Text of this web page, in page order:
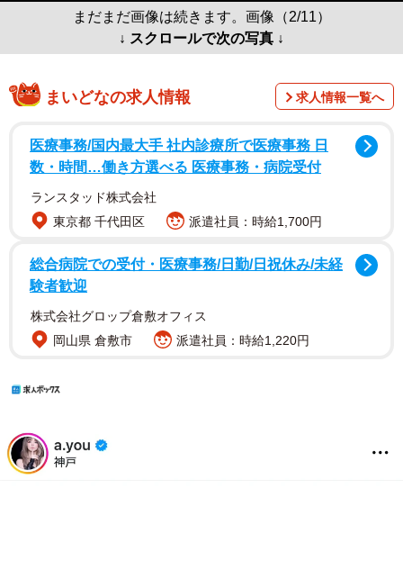
まだまだ画像は続きます。画像（2/11）
↓ スクロールで次の写真 ↓
まいどなの求人情報 求人情報一覧へ
医療事務/国内最大手 社内診療所で医療事務 日
数・時間…働き方選べる 医療事務・病院受付
ランスタッド株式会社
東京都 千代田区
派遣社員：時給1,700円
総合病院での受付・医療事務/日勤/日祝休み/未経
験者歓迎
株式会社グロップ倉敷オフィス
岡山県 倉敷市
派遣社員：時給1,220円